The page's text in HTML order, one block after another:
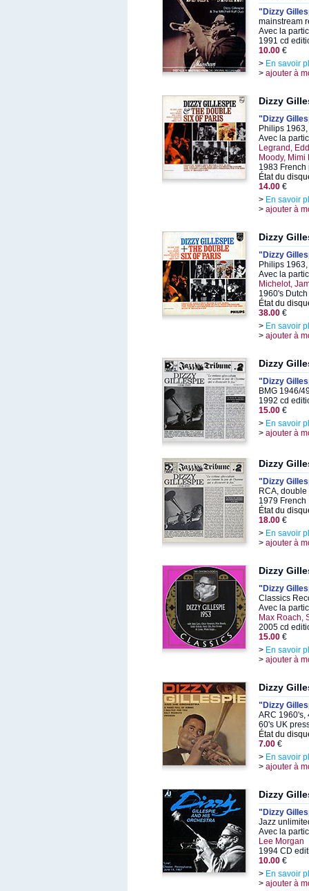
"Dizzy
mainstream
Avec la
1991 cd
10.00 €
> En savoir
> ajouter à
Dizzy
"Dizzy
Philips
Avec la
Legrand,
Moody,
1983 French
État du
14.00 €
> En savoir
> ajouter à
Dizzy
"Dizzy
Philips
Avec la
Michelot,
1960's
État du
38.00 €
> En savoir
> ajouter à
Dizzy
"Dizzy
BMG 1946/
1992 cd
15.00 €
> En savoir
> ajouter à
Dizzy
"Dizzy
RCA,
1979 French
État du
18.00 €
> En savoir
> ajouter à
Dizzy
"Dizzy
Classics
Avec la
Max Roach,
2005 cd
15.00 €
> En savoir
> ajouter à
Dizzy
"Dizzy
ARC 1960's,
60's UK
État du
7.00 €
> En savoir
> ajouter à
Dizzy
"Dizzy
Jazz
Avec la
Lee Morgan
1994 CD
10.00 €
> En savoir
> ajouter à